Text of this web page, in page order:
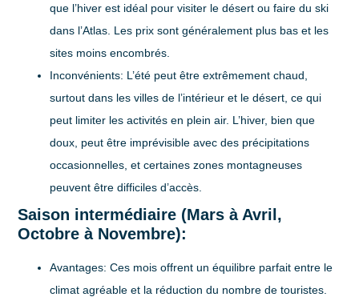
que l’hiver est idéal pour visiter le désert ou faire du ski
dans l’Atlas. Les prix sont généralement plus bas et les
sites moins encombrés.
Inconvénients: L’été peut être extrêmement chaud,
surtout dans les villes de l’intérieur et le désert, ce qui
peut limiter les activités en plein air. L’hiver, bien que
doux, peut être imprévisible avec des précipitations
occasionnelles, et certaines zones montagneuses
peuvent être difficiles d’accès.
Saison intermédiaire (Mars à Avril,
Octobre à Novembre):
Avantages: Ces mois offrent un équilibre parfait entre le
climat agréable et la réduction du nombre de touristes.